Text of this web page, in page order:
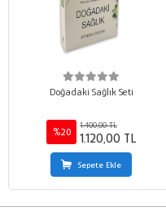
Doğadaki Sağlık Seti
%20
1.400,00 TL
1.120,00 TL
Sepete Ekle